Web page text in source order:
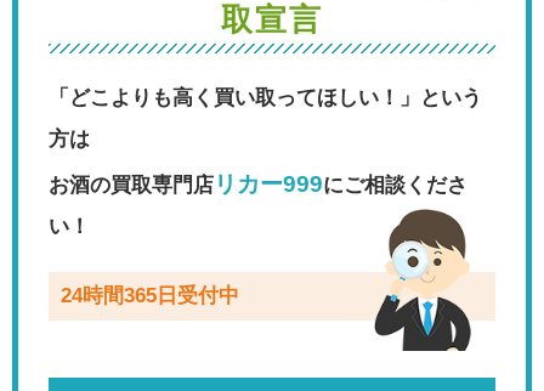
取宣言
「どこよりも高く買い取ってほしい！」という
方は
お酒の買取専門店 リカー999にご相談くださ
い！
24時間365日受付中